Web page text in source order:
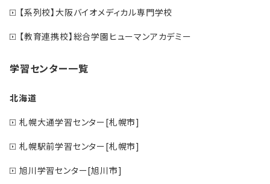
【系列校】大阪バイオメディカル専門学校
【教育連携校】総合学園ヒューマンアカデミー
学習センター一覧
北海道
札幌大通学習センター[札幌市]
札幌駅前学習センター[札幌市]
旭川学習センター[旭川市]